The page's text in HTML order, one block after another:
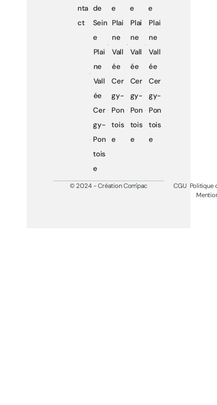
nta
ct
de
Sein
e
Plai
ne
Vall
ée
Cer
gy-
Pon
tois
e
e
Plai
ne
Vall
ée
Cer
gy-
Pon
tois
e
e
Plai
ne
Vall
ée
Cer
gy-
Pon
tois
e
e
Plai
ne
Vall
ée
Cer
gy-
Pon
tois
e
© 2024 - Création Com'pac CGU Politique